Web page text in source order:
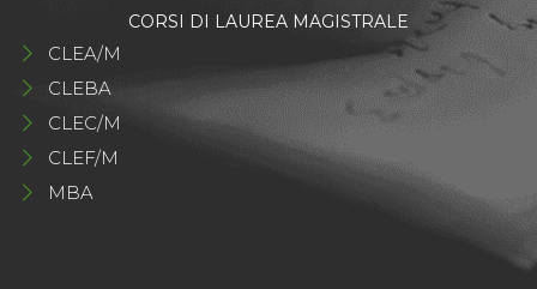
CORSI DI LAUREA MAGISTRALE
CLEA/M
CLEBA
CLEC/M
CLEF/M
MBA